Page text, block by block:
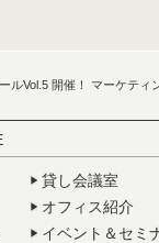
Vol.5 開催！ マーケテ
貸し会議室
オフィス紹介
イベント＆セミ